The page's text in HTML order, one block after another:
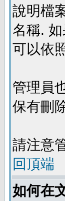
說明檔
名稱.
可以依
管理員
保有刪
請注意
回頂端
如何在